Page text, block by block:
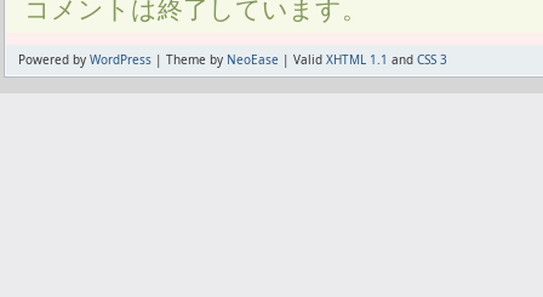
コメントは終了しています。
Powered by WordPress | Theme by NeoEase | Valid XHTML 1.1 and CSS 3